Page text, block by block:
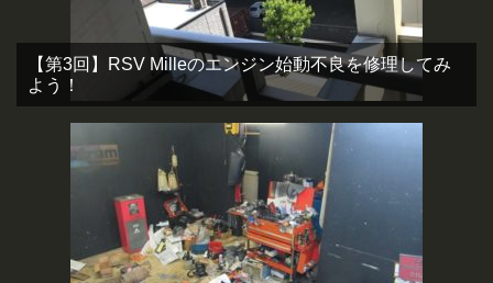
【第3回】RSV Milleのエンジン始動不良を修理してみ
よう！